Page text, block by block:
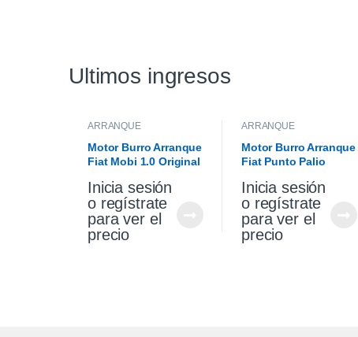
Ultimos ingresos
ARRANQUE
Motor Burro Arranque
Fiat Mobi 1.0 Original
Inicia sesión
o regístrate
para ver el
precio
ARRANQUE
Motor Burro Arranque
Fiat Punto Palio
Inicia sesión
o regístrate
para ver el
precio